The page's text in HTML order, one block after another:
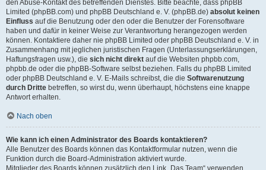
den Abuse-Kontakt des betreffenden Dienstes. Bitte beachte, dass phpBB
Limited (phpBB.com) und phpBB Deutschland e. V. (phpBB.de) absolut keinen
Einfluss auf die Benutzung oder den oder die Benutzer der Forensoftware
haben und dafür in keiner Weise zur Verantwortung herangezogen werden
können. Kontaktiere daher nie phpBB Limited oder phpBB Deutschland e. V. in
Zusammenhang mit jeglichen juristischen Fragen (Unterlassungserklärungen,
Haftungsfragen usw.), die sich nicht direkt auf die Websiten phpbb.com,
phpbb.de oder die phpBB-Software selbst beziehen. Falls du phpBB Limited
oder phpBB Deutschland e. V. E-Mails schreibst, die die Softwarenutzung
durch Dritte betreffen, so wirst du, wenn überhaupt, höchstens eine knappe
Antwort erhalten.
Nach oben
Wie kann ich einen Administrator des Boards kontaktieren?
Alle Benutzer des Boards können das Kontaktformular nutzen, wenn die
Funktion durch die Board-Administration aktiviert wurde.
Mitglieder des Boards können zusätzlich den Link „Das Team“ verwenden.